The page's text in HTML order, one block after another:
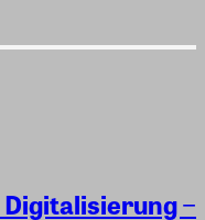
−